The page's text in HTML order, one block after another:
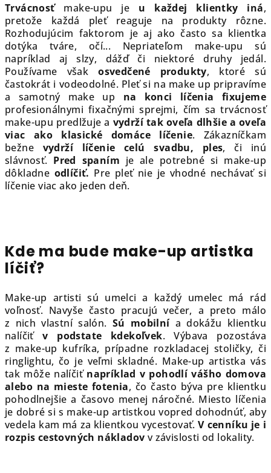
Trvácnosťmake-upu je u každej klientky iná,
pretože každá pleť reaguje na produkty rôzne.
Rozhodujúcim faktorom je aj ako často sa klientka
dotýka tváre, očí... Nepriateľom make-upu sú
napríklad aj slzy, dážď či niektoré druhy jedál.
Používame všakosvedčené produkty, ktoré sú
častokrát i vodeodolné. Pleť si na make up pripravíme
a samotný make up na konci líčenia fixujeme
profesionálnymi fixačnými sprejmi, čím sa trvácnosť
make-upu predlžuje a vydrží tak oveľa dlhšie a oveľa
viac ako klasické domáce líčenie. Zákazníčkam
bežne vydrží líčenie celú svadbu, ples, či inú
slávnosť. Pred spaním je ale potrebné si make-up
dôkladne odlíčiť. Pre pleť nie je vhodné nechávať si
líčenie viac ako jeden deň.
Kde ma bude make-up artistka
líčiť?
Make-up artisti sú umelci a každý umelec má rád
voľnosť. Navyše často pracujú večer, a preto málo
z nich vlastní salón. Sú mobilnía dokážu klientku
nalíčiťv podstate kdekoľvek. Výbava pozostáva
z make-up kufríka, prípadne rozkladacej stoličky, či
ringlightu, čo je veľmi skladné. Make-up artistka vás
tak môže nalíčiť napríklad v pohodlí vášho domova
alebo na mieste fotenia, čo často býva pre klientku
pohodlnejšie a časovo menej náročné. Miesto líčenia
je dobré si s make-up artistkou vopred dohodnúť, aby
vedela kam má za klientkou vycestovať.V cenníku je i
rozpis cestovných nákladov v závislosti od lokality.